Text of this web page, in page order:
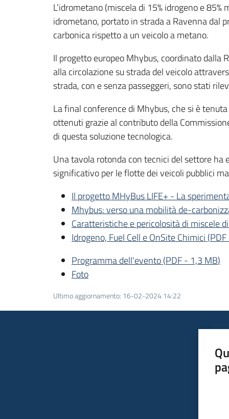
L’idrometano (miscela di 15% idrogeno e
idrometano, portato in strada a Ravenna dal
carbonica rispetto a un veicolo a metano.
Il progetto europeo Mhybus, coordinato dalla
alla circolazione su strada del veicolo
strada, con e senza passeggeri, sono stati
La final conference di Mhybus, che si è
ottenuti grazie al contributo della
di questa soluzione tecnologica.
Una tavola rotonda con tecnici del settore
significativo per le flotte dei veicoli pubblici
Il progetto MHyBus LIFE+ - La
Mhybus: verso una mobilità de-
Caratteristiche e pericolosità di miscele
Idrogeno, Fuel Cell e OnSite Chimici (PDF
Programma dell'evento(PDF- 1,3 MB)
Foto
Ultimo aggiornamento: 16-02-2024 14:22